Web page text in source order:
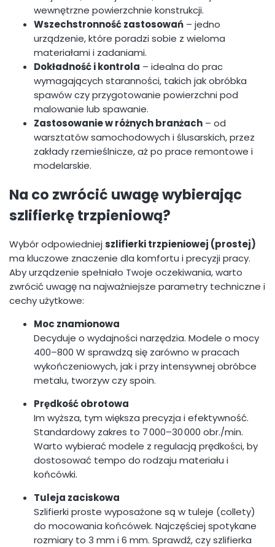
wewnętrzne powierzchnie konstrukcji.
Wszechstronność zastosowań – jedno
urządzenie, które poradzi sobie z wieloma
materiałami i zadaniami.
Dokładność i kontrola – idealna do prac
wymagających staranności, takich jak obróbka
spawów czy przygotowanie powierzchni pod
malowanie lub spawanie.
Zastosowanie w różnych branżach – od
warsztatów samochodowych i ślusarskich, przez
zakłady rzemieślnicze, aż po prace remontowe i
modelarskie.
Na co zwrócić uwagę wybierając
szlifierkę trzpieniową?
Wybór odpowiedniejszlifierki trzpieniowej (prostej)
ma kluczowe znaczenie dla komfortu i precyzji pracy.
Aby urządzenie spełniało Twoje oczekiwania, warto
zwrócić uwagę na najważniejsze parametry techniczne i
cechy użytkowe:
Moc znamionowa
Decyduje o wydajności narzędzia. Modele o mocy
400–800 W sprawdzą się zarówno w pracach
wykończeniowych, jak i przy intensywnej obróbce
metalu, tworzyw czy spoin.
Prędkość obrotowa
Im wyższa, tym większa precyzja i efektywność.
Standardowy zakres to 7 000–30 000 obr./min.
Warto wybierać modele z regulacją prędkości, by
dostosować tempo do rodzaju materiału i
końcówki.
Tuleja zaciskowa
Szlifierki proste wyposażone są w tuleje (collety)
do mocowania końcówek. Najczęściej spotykane
rozmiary to 3 mm i 6 mm. Sprawdź, czy szlifierka